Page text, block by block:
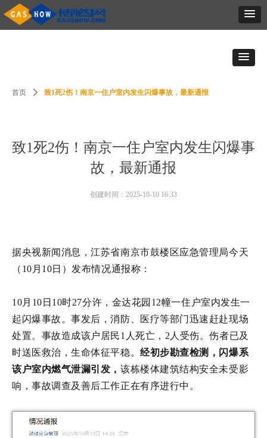
首页 ꄲ 致1死2伤！南京一住户室内发生闪爆事故，最新通报
致1死2伤！南京一住户室内发生闪爆事
故，最新通报
创建时间： 2025-10-10 16:33
据央视新闻消息，江苏省南京市鼓楼区应急管理局今天
（10月10日）发布情况通报称：
10月10日10时27分许，金达花园12幢一住户室内发生一
起闪爆事故。事发后，消防、医疗等部门迅速赶赴现场
处置。事故造成该户居民1人死亡，2人受伤。伤者已及
时送医救治，生命体征平稳。经初步勘查检测，闪爆系
该户室内燃气泄漏引发， 该栋楼体建筑结构安全未受影
响，事故调查及善后工作正在有序进行中。